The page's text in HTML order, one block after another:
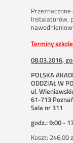
Przeznaczone
Instalatorów,
Terminy
08.03.2016,
POLSKA
ODDZIAŁ W
ul.
61-713
Sala nr 311
godz.: 9:00 -
Koszt: 246,00